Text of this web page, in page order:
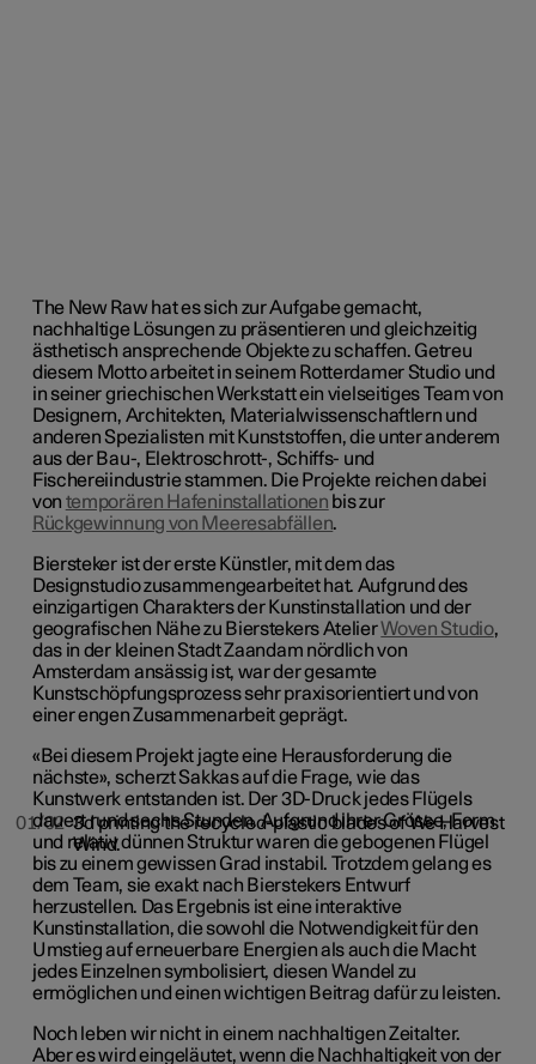
01/02 3d printing the recycled-plastic blades of We Harvest
Wind.
The New Raw hat es sich zur Aufgabe gemacht,
nachhaltige Lösungen zu präsentieren und gleichzeitig
ästhetisch ansprechende Objekte zu schaffen. Getreu
diesem Motto arbeitet in seinem Rotterdamer Studio und
in seiner griechischen Werkstatt ein vielseitiges Team von
Designern, Architekten, Materialwissenschaftlern und
anderen Spezialisten mit Kunststoffen, die unter anderem
aus der Bau-, Elektroschrott-, Schiffs- und
Fischereiindustrie stammen. Die Projekte reichen dabei
von temporären Hafeninstallationen bis zur
Rückgewinnung von Meeresabfällen.
Biersteker ist der erste Künstler, mit dem das
Designstudio zusammengearbeitet hat. Aufgrund des
einzigartigen Charakters der Kunstinstallation und der
geografischen Nähe zu Bierstekers AtelierWoven Studio,
das in der kleinen Stadt Zaandam nördlich von
Amsterdam ansässig ist, war der gesamte
Kunstschöpfungsprozess sehr praxisorientiert und von
einer engen Zusammenarbeit geprägt.
«Bei diesem Projekt jagte eine Herausforderung die
nächste», scherzt Sakkas auf die Frage, wie das
Kunstwerk entstanden ist. Der 3D-Druck jedes Flügels
dauert rund sechs Stunden. Aufgrund ihrer Grösse, Form
und relativ dünnen Struktur waren die gebogenen Flügel
bis zu einem gewissen Grad instabil. Trotzdem gelang es
dem Team, sie exakt nach Bierstekers Entwurf
herzustellen. Das Ergebnis ist eine interaktive
Kunstinstallation, die sowohl die Notwendigkeit für den
Umstieg auf erneuerbare Energien als auch die Macht
jedes Einzelnen symbolisiert, diesen Wandel zu
ermöglichen und einen wichtigen Beitrag dafür zu leisten.
Noch leben wir nicht in einem nachhaltigen Zeitalter.
Aber es wird eingeläutet, wenn die Nachhaltigkeit von der